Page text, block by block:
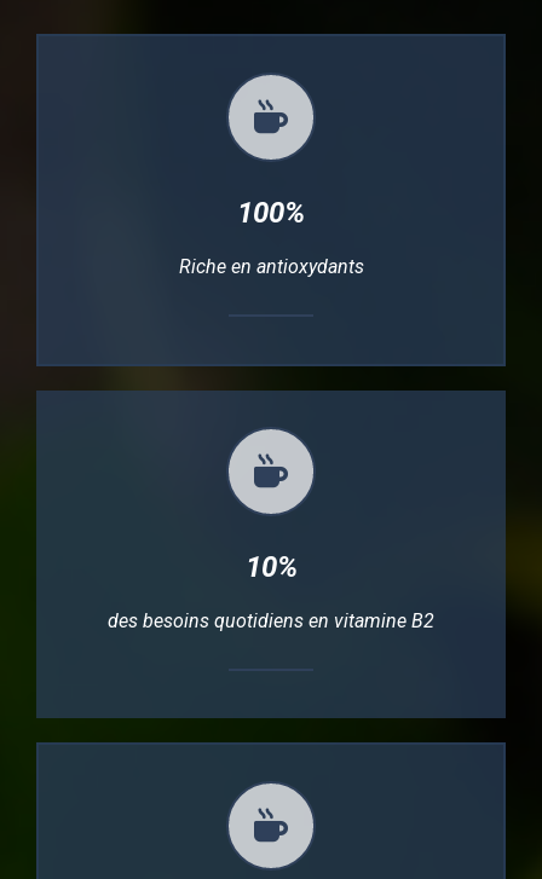
100%
Riche en antioxydants
10%
des besoins quotidiens en vitamine B2